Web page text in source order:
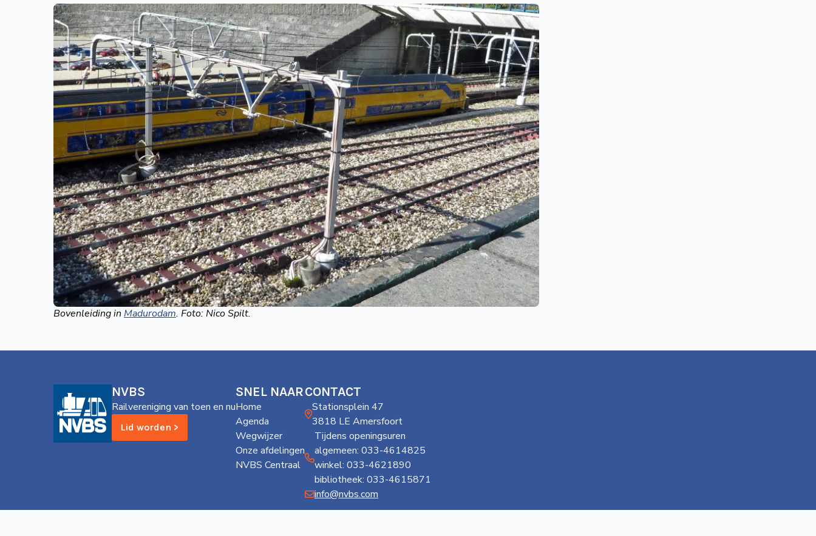
Bovenleiding in Madurodam. Foto: Nico Spilt.
NVBS
Railvereniging van toen en nu
Lid worden >
SNEL NAAR
Home
Agenda
Wegwijzer
Onze afdelingen
NVBS Centraal
CONTACT
Stationsplein 47
3818 LE Amersfoort
Tijdens openingsuren
algemeen: 033-4614825
winkel: 033-4621890
bibliotheek: 033-4615871
info@nvbs.com